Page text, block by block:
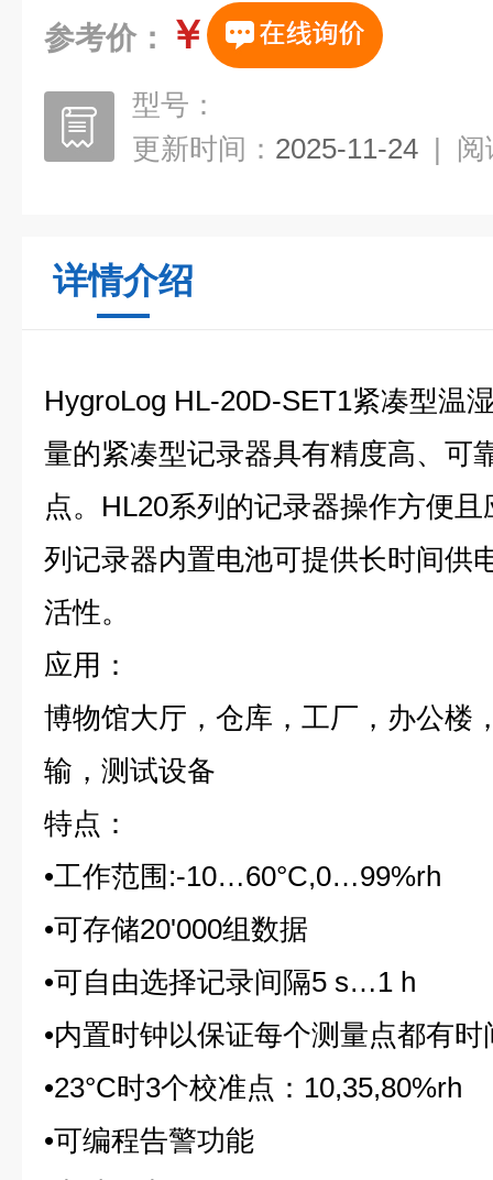
参考价： ￥
型号：
更新时间： 2025-11-24 | 阅
详情介绍
HygroLog HL-20D-SET1紧凑型温
量的紧凑型记录器具有精度高、可
点。HL20系列的记录器操作方便
列记录器内置电池可提供长时间供
活性。
应用：
博物馆大厅，仓库，工厂，办公楼
输，测试设备
特点：
•工作范围:-10…60°C,0…99%rh
•可存储20'000组数据
•可自由选择记录间隔5 s…1 h
•内置时钟以保证每个测量点都有时
•23°C时3个校准点：10,35,80%rh
•可编程告警功能